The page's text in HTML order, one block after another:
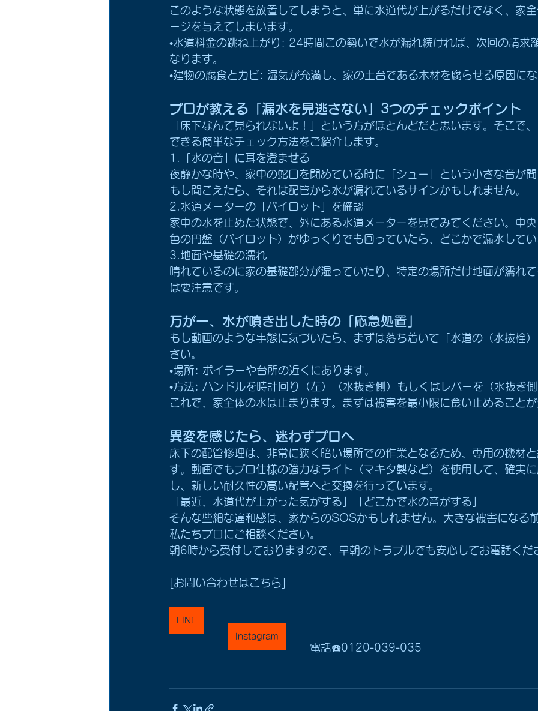
このような状態を放置してしまうと、単に水道代が上がるだけでなく、家
ージを与えてしまいます。
•水道料金の跳ね上がり: 24時間この勢いで水が漏れ続ければ、次回の請求
なります。
•建物の腐食とカビ: 湿気が充満し、家の土台である木材を腐らせる原因にな
プロが教える「漏水を見逃さない」3つのチェックポイント
「床下なんて見られないよ！」という方がほとんどだと思います。そこで
できる簡単なチェック方法をご紹介します。
1.「水の音」に耳を澄ませる
夜静かな時や、家中の蛇口を閉めている時に「シュー」という小さな音が
もし聞こえたら、それは配管から水が漏れているサインかもしれません。
2.水道メーターの「パイロット」を確認
家中の水を止めた状態で、外にある水道メーターを見てみてください。中
色の円盤（パイロット）がゆっくりでも回っていたら、どこかで漏水してい
3.地面や基礎の濡れ
晴れているのに家の基礎部分が湿っていたり、特定の場所だけ地面が濡れ
は要注意です。
万が一、水が噴き出した時の「応急処置」
もし動画のような事態に気づいたら、まずは落ち着いて「水道の（水抜栓
さい。
•場所: ボイラーや台所の近くにあります。
•方法: ハンドルを時計回り（左）（水抜き側）もしくはレバーを（水抜き側
これで、家全体の水は止まります。まずは被害を最小限に食い止めることが
異変を感じたら、迷わずプロへ
床下の配管修理は、非常に狭く暗い場所での作業となるため、専用の機材
す。動画でもプロ仕様の強力なライト（マキタ製など）を使用して、確実
し、新しい耐久性の高い配管へと交換を行っています。
「最近、水道代が上がった気がする」「どこかで水の音がする」
そんな些細な違和感は、家からのSOSかもしれません。大きな被害になる
私たちプロにご相談ください。
朝6時から受付しておりますので、早朝のトラブルでも安心してお電話くだ
[お問い合わせはこちら]
LINE
Instagram
電話☎️0120-039-035